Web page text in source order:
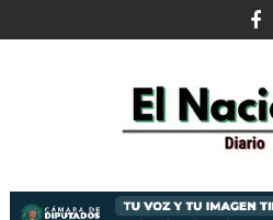
al